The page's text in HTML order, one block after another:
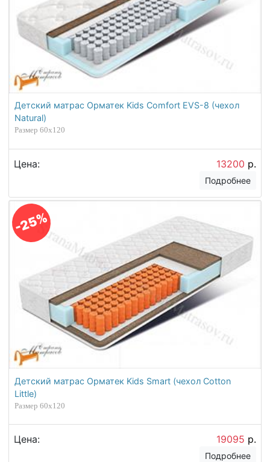
Детский матрас Орматек Kids Comfort EVS-8 (чехол
Natural)
Размер 60х120
Цена: 13200 р.
Подробнее
-25%
Детский матрас Орматек Kids Smart (чехол Cotton
Little)
Размер 60х120
Цена: 19095 р.
Подробнее